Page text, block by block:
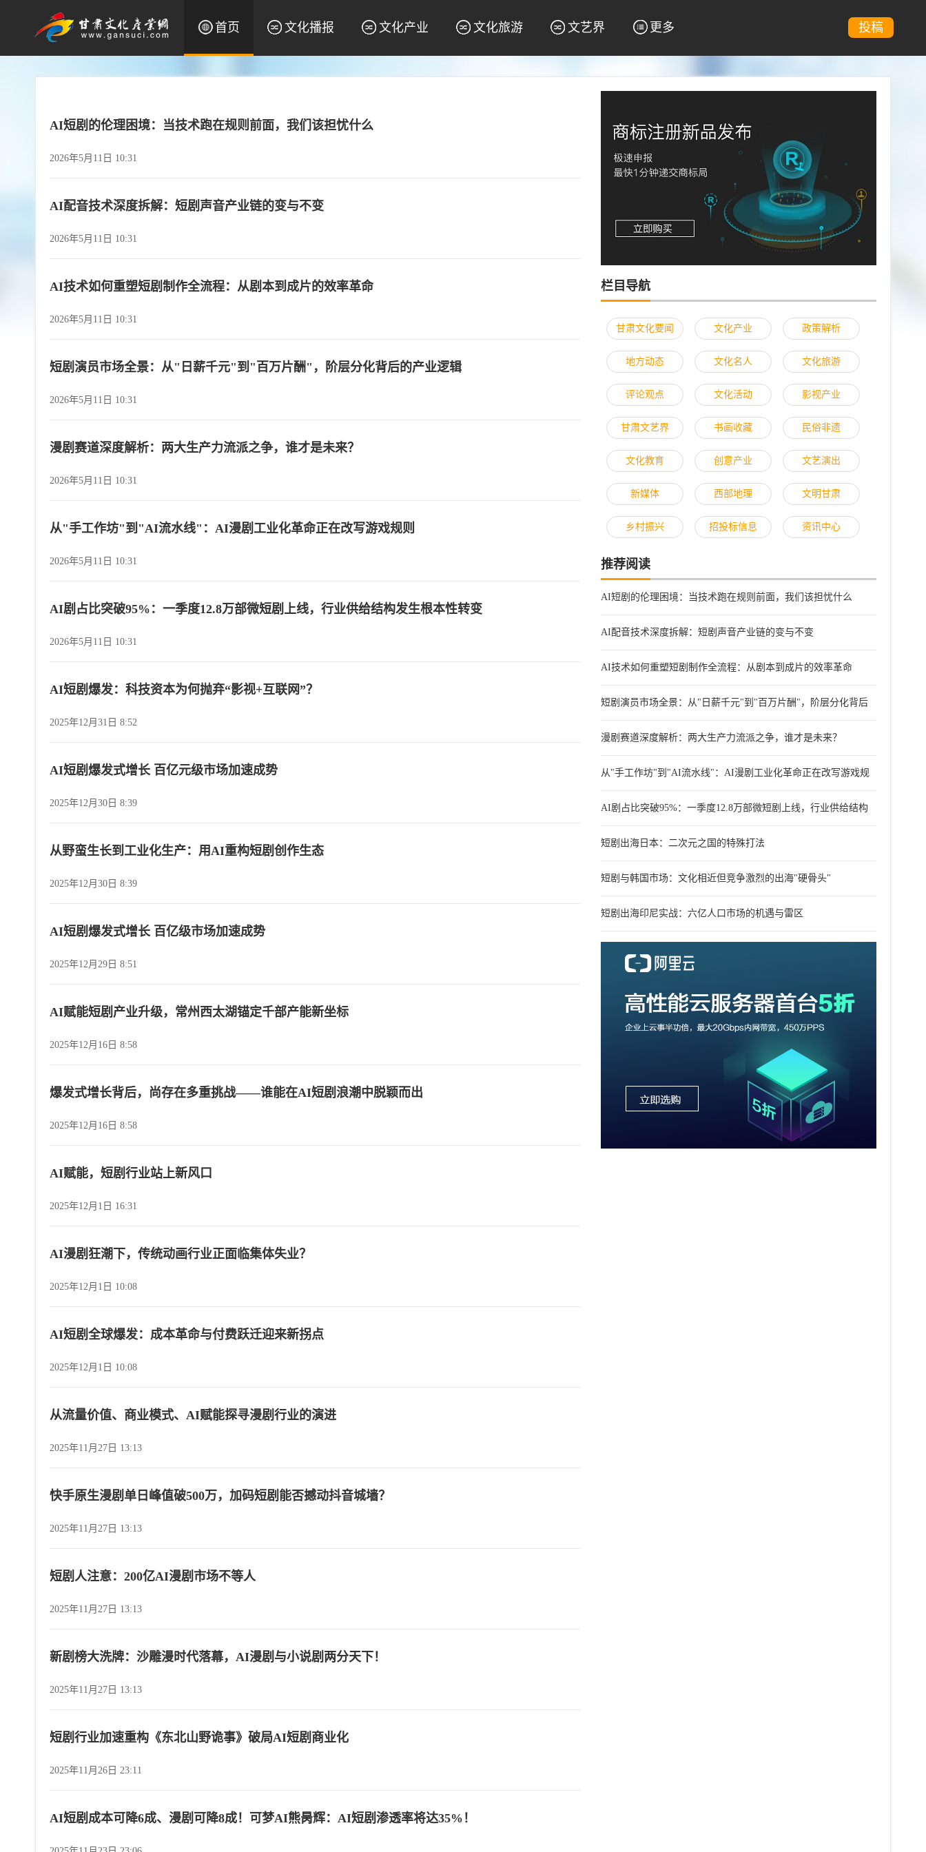
首页 文化播报 文化产业 文化旅游 文艺界 更多 投稿
AI短剧的伦理困境：当技术跑在规则前面，我们该担忧什么
2026年5月11日 10:31
AI配音技术深度拆解：短剧声音产业链的变与不变
2026年5月11日 10:31
AI技术如何重塑短剧制作全流程：从剧本到成片的效率革命
2026年5月11日 10:31
短剧演员市场全景：从"日薪千元"到"百万片酬"，阶层分化背后的产业逻辑
2026年5月11日 10:31
漫剧赛道深度解析：两大生产力流派之争，谁才是未来？
2026年5月11日 10:31
从"手工作坊"到"AI流水线"：AI漫剧工业化革命正在改写游戏规则
2026年5月11日 10:31
AI剧占比突破95%：一季度12.8万部微短剧上线，行业供给结构发生根本性转变
2026年5月11日 10:31
AI短剧爆发：科技资本为何抛弃“影视+互联网”？
2025年12月31日 8:52
AI短剧爆发式增长 百亿元级市场加速成势
2025年12月30日 8:39
从野蛮生长到工业化生产：用AI重构短剧创作生态
2025年12月30日 8:39
AI短剧爆发式增长 百亿级市场加速成势
2025年12月29日 8:51
AI赋能短剧产业升级，常州西太湖锚定千部产能新坐标
2025年12月16日 8:58
爆发式增长背后，尚存在多重挑战——谁能在AI短剧浪潮中脱颖而出
2025年12月16日 8:58
AI赋能，短剧行业站上新风口
2025年12月1日 16:31
AI漫剧狂潮下，传统动画行业正面临集体失业？
2025年12月1日 10:08
AI短剧全球爆发：成本革命与付费跃迁迎来新拐点
2025年12月1日 10:08
从流量价值、商业模式、AI赋能探寻漫剧行业的演进
2025年11月27日 13:13
快手原生漫剧单日峰值破500万，加码短剧能否撼动抖音城墙？
2025年11月27日 13:13
短剧人注意：200亿AI漫剧市场不等人
2025年11月27日 13:13
新剧榜大洗牌：沙雕漫时代落幕，AI漫剧与小说剧两分天下！
2025年11月27日 13:13
短剧行业加速重构《东北山野诡事》破局AI短剧商业化
2025年11月26日 23:11
AI短剧成本可降6成、漫剧可降8成！可梦AI熊昺辉：AI短剧渗透率将达35%！
栏目导航
甘肃文化要闻 文化产业 政策解析
地方动态 文化名人 文化旅游
评论观点 文化活动 影视产业
甘肃文艺界 书画收藏 民俗非遗
文化教育 创意产业 文艺演出
新媒体 西部地理 文明甘肃
乡村振兴 招投标信息 资讯中心
推荐阅读
AI短剧的伦理困境：当技术跑在规则前面，我们该担忧什么
AI配音技术深度拆解：短剧声音产业链的变与不变
AI技术如何重塑短剧制作全流程：从剧本到成片的效率革命
短剧演员市场全景：从"日薪千元"到"百万片酬"，阶层分化背后
的产
漫剧赛道深度解析：两大生产力流派之争，谁才是未来？
从"手工作坊"到"AI流水线"：AI漫剧工业化革命正在改写游戏规
则
AI剧占比突破95%：一季度12.8万部微短剧上线，行业供给结构
发生
短剧出海日本：二次元之国的特殊打法
短剧与韩国市场：文化相近但竞争激烈的出海"硬骨头"
短剧出海印尼实战：六亿人口市场的机遇与雷区